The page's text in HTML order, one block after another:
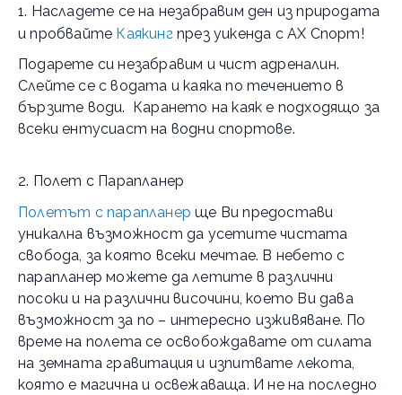
1. Насладете се на незабравим ден из природата
и пробвайте Каякингпрез уикенда с АХ Спорт!
Подарете си незабравим и чист адреналин.
Слейте се с водата и каяка по течението в
бързите води. Карането на каяк е подходящо за
всеки ентусиаст на водни спортове.
2. Полет с Парапланер
Полетът с парапланер ще Ви предостави
уникална възможност да усетите чистата
свобода, за която всеки мечтае. В небето с
парапланер можете да летите в различни
посоки и на различни височини, което Ви дава
възможност за по – интересно изживяване. По
време на полета се освобождавате от силата
на земната гравитация и изпитвате лекота,
която е магична и освежаваща. И не на последно